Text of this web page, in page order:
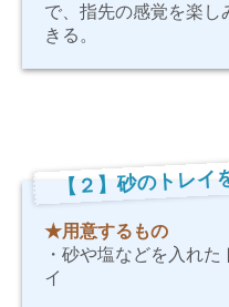
で、指先の感覚を楽し
きる。
【２】砂のトレイ
★用意するもの
・砂や塩などを入れた
イ